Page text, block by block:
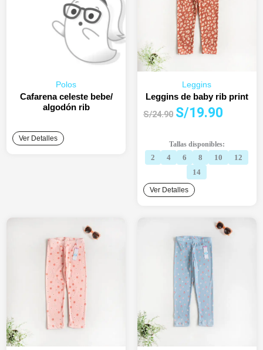
Polos
Cafarena celeste bebe/
algodón rib
Ver Detalles
Leggins
Leggins de baby rib print
S/24.90
El
era:
S/24.90.
S/19.90
es:
S/19.90.
Tallas disponibles:
2 4 6 8 10
12
14
Ver Detalles